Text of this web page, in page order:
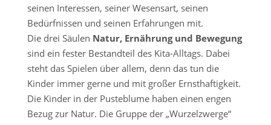
seinen Interessen, seiner Wesensart, seinen
Bedürfnissen und seinen Erfahrungen mit.
Die drei Säulen Natur, Ernährung und Bewegung
sind ein fester Bestandteil des Kita-Alltags. Dabei
steht das Spielen über allem, denn das tun die
Kinder immer gerne und mit großer Ernsthaftigkeit.
Die Kinder in der Pusteblume haben einen engen
Bezug zur Natur. Die Gruppe der „Wurzelzwerge“